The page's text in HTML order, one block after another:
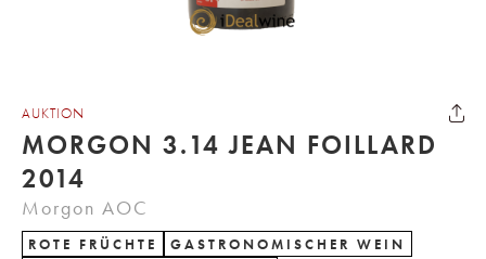
AUKTION
MORGON 3.14 JEAN FOILLARD
2014
Morgon AOC
ROTE FRÜCHTE
GASTRONOMISCHER WEIN